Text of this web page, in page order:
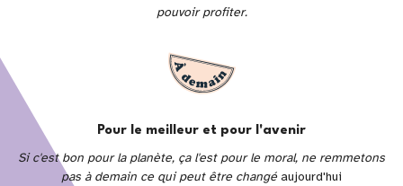
pouvoir profiter.
Pour le meilleur et pour l'avenir
Si c'est bon pour la planète, ça l'est pour le moral, ne remmetons
pas à demain ce qui peut être changéaujourd'hui